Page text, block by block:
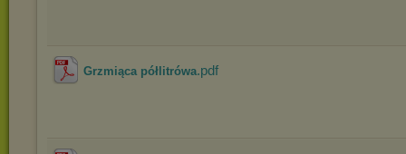
Grzmiąca półlitrówa.pdf